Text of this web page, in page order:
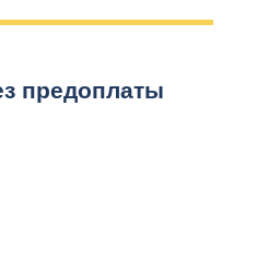
предоплаты